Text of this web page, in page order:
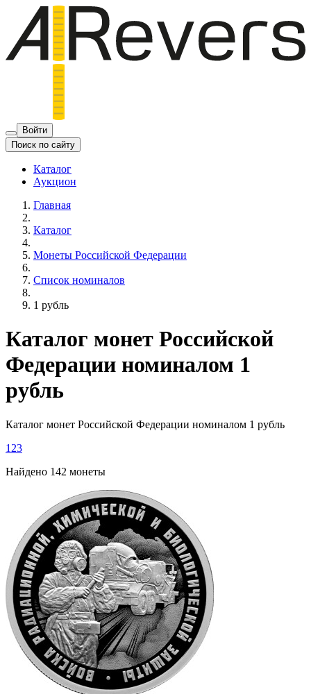
Войти
Поиск по сайту
Каталог
Аукцион
Главная
Каталог
Монеты Российской Федерации
Список номиналов
1 рубль
Каталог монет Российской
Федерации номиналом 1
рубль
Каталог монет Российской Федерации номиналом 1 рубль
1 23
Найдено 142 монеты